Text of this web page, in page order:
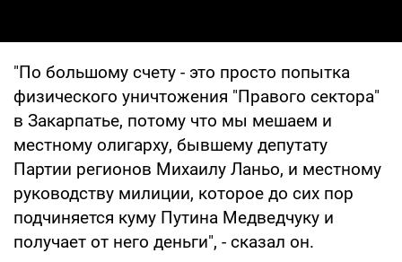
"По большому счету - это просто попытка
физического уничтожения "Правого сектора"
в Закарпатье, потому что мы мешаем и
местному олигарху, бывшему депутату
Партии регионов Михаилу Ланьо, и местному
руководству милиции, которое до сих пор
подчиняется куму Путина Медведчуку и
получает от него деньги", - сказал он.